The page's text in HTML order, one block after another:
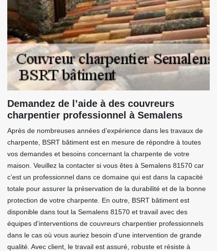
Demandez de l’aide à des couvreurs
charpentier professionnel à Semalens
Après de nombreuses années d’expérience dans les travaux de
charpente, BSRT bâtiment est en mesure de répondre à toutes
vos demandes et besoins concernant la charpente de votre
maison. Veuillez la contacter si vous êtes à Semalens 81570 car
c’est un professionnel dans ce domaine qui est dans la capacité
totale pour assurer la préservation de la durabilité et de la bonne
protection de votre charpente. En outre, BSRT bâtiment est
disponible dans tout la Semalens 81570 et travail avec des
équipes d'interventions de couvreurs charpentier professionnels
dans le cas où vous auriez besoin d'une intervention de grande
qualité. Avec client, le travail est assuré, robuste et résiste à